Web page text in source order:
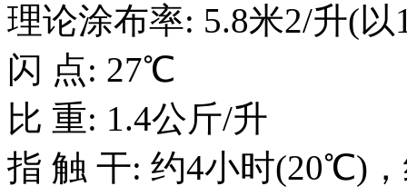
理论涂布率: 5.8米2/升(
闪 点: 27℃
比 重: 1.4公斤/升
指 触 干: 约4小时(20℃)